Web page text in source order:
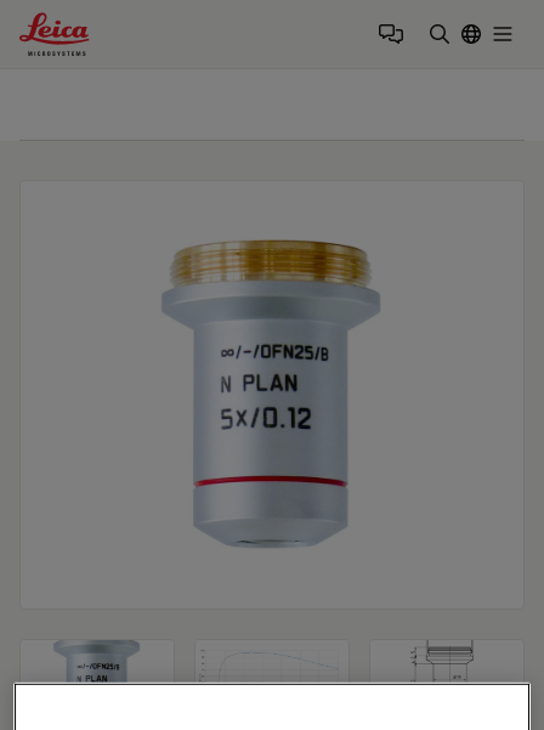
Leica Microsystems Logo